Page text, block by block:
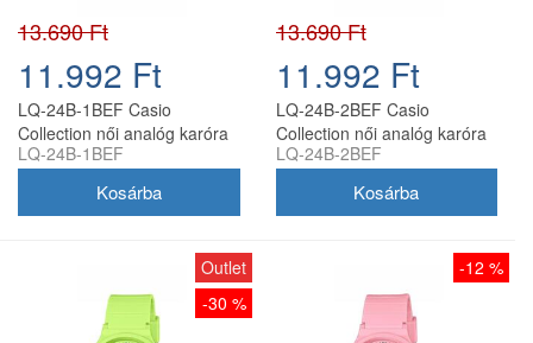
13.690 Ft
11.992 Ft
LQ-24B-1BEF Casio
Collection női analóg karóra
LQ-24B-1BEF
13.690 Ft
11.992 Ft
LQ-24B-2BEF Casio
Collection női analóg karóra
LQ-24B-2BEF
Outlet
-30 %
-12 %